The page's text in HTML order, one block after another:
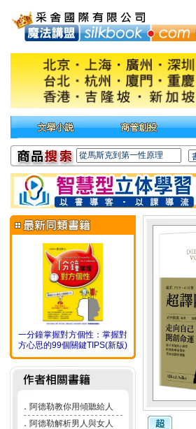
一分鐘掌握對方個性：掌握對
方心思的99個關鍵TIPS(新版)
． 阿德勒教你用傾聽給人
． 阿德勒解析男人與女人